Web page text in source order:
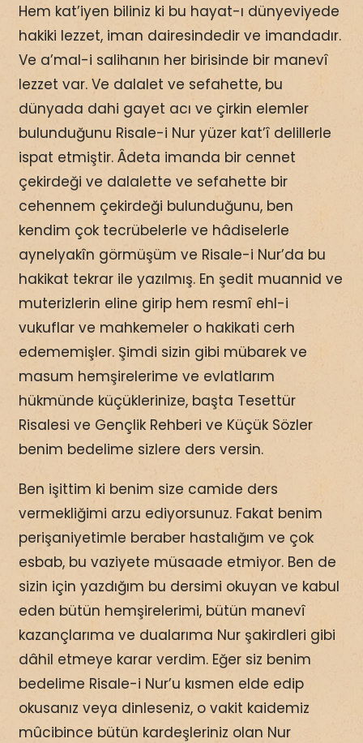
Hem kat’iyen biliniz ki bu hayat-ı dünyeviyede
hakiki lezzet, iman dairesindedir ve imandadır.
Ve a’mal-i salihanın her birisinde bir manevî
lezzet var. Ve dalalet ve sefahette, bu
dünyada dahi gayet acı ve çirkin elemler
bulunduğunu Risale-i Nur yüzer kat’î delillerle
ispat etmiştir. Âdeta imanda bir cennet
çekirdeği ve dalalette ve sefahette bir
cehennem çekirdeği bulunduğunu, ben
kendim çok tecrübelerle ve hâdiselerle
aynelyakîn görmüşüm ve Risale-i Nur’da bu
hakikat tekrar ile yazılmış. En şedit muannid ve
muterizlerin eline girip hem resmî ehl-i
vukuflar ve mahkemeler o hakikati cerh
edememişler. Şimdi sizin gibi mübarek ve
masum hemşirelerime ve evlatlarım
hükmünde küçüklerinize, başta Tesettür
Risalesi ve Gençlik Rehberi ve Küçük Sözler
benim bedelime sizlere ders versin.
Ben işittim ki benim size camide ders
vermekliğimi arzu ediyorsunuz. Fakat benim
perişaniyetimle beraber hastalığım ve çok
esbab, bu vaziyete müsaade etmiyor. Ben de
sizin için yazdığım bu dersimi okuyan ve kabul
eden bütün hemşirelerimi, bütün manevî
kazançlarıma ve dualarıma Nur şakirdleri gibi
dâhil etmeye karar verdim. Eğer siz benim
bedelime Risale-i Nur’u kısmen elde edip
okusanız veya dinleseniz, o vakit kaidemiz
mûcibince bütün kardeşleriniz olan Nur